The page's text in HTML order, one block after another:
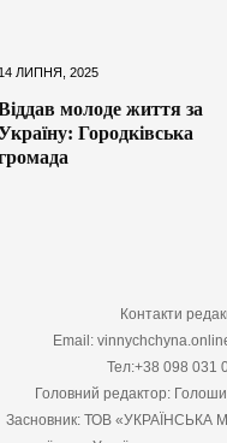
14 ЛИПНЯ, 2025
молоде життя за
Городківська
Контакти
Email:
Тел:+38 098 031
Головний редактор:
Засновник: ТОВ